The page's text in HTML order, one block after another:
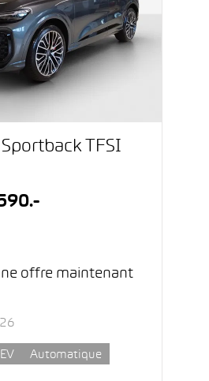
TFSI
offre maintenant
Automatique